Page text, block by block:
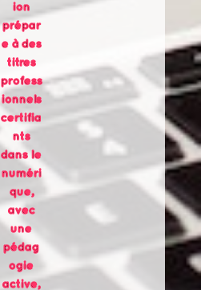
ion
prépar
e à des
titres
profess
ionnels
certifia
nts
dans le
numéri
que,
avec
une
pédag
ogie
active,